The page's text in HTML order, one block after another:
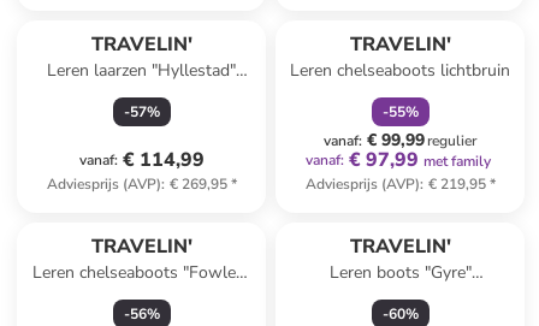
TRAVELIN'
Leren laarzen "Hyllestad"
bruin
-57%
vanaf: € 114,99
Adviesprijs (AVP): € 269,95*
TRAVELIN'
Leren chelseaboots lichtbruin
-55%
vanaf: € 99,99regulier
vanaf: € 97,99 met family
Adviesprijs (AVP): € 219,95*
TRAVELIN'
Leren chelseaboots "Fowley"
bruin
-56%
TRAVELIN'
Leren boots "Gyre"
cognackleurig - Weite S
-60%